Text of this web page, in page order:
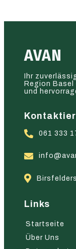
AVAN
Ihr
Region Basel
und
061 333
Links
Startseite
Über Uns